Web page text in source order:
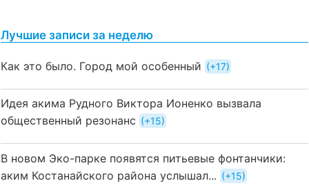
Лучшие записи за неделю
Как это было. Город мой особенный +17
Идея акима Рудного Виктора Ионенко вызвала
общественный резонанс
+15
В новом Эко-парке появятся питьевые фонтанчики:
аким Костанайского района услышал...
+15